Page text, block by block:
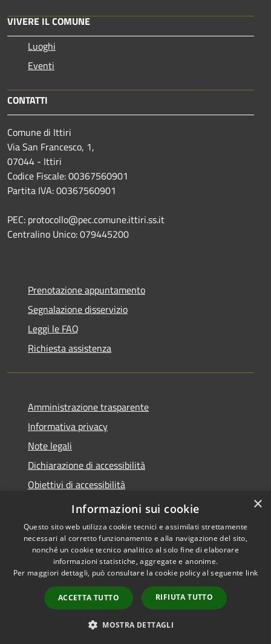
VIVERE IL COMUNE
Luoghi
Eventi
CONTATTI
Comune di Ittiri
Via San Francesco, 1,
07044 - Ittiri
Codice Fiscale: 00367560901
Partita IVA: 00367560901
PEC: protocollo@pec.comune.ittiri.ss.it
Centralino Unico: 079445200
Prenotazione appuntamento
Segnalazione disservizio
Leggi le FAQ
Richiesta assistenza
Amministrazione trasparente
Informativa privacy
Note legali
Dichiarazione di accessibilità
Obiettivi di accessibilità
Storico Deliberazioni
Accessibilità
Copyright © 2026 • Comune di
Ittiri • Powered by
Municipium•
Accesso
redazione
×
Informazioni sui cookie
Questo sito web utilizza cookie tecnici e assimilati strettamente
necessari al corretto funzionamento e alla navigazione del sito,
nonché un cookie tecnico analitico al solo fine di elaborare
informazioni statistiche, aggregate e anonime.
Per maggiori dettagli, può consultare la cookie policy al seguente link
ACCETTA TUTTO RIFIUTA TUTTO
MOSTRA DETTAGLI